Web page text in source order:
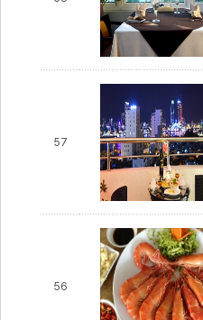
57
56